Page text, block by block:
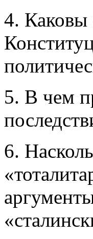
4. Каковы
5. В чем
6.